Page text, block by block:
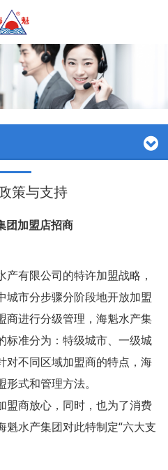
策与支持
团加盟店招商
有限公司的特许加盟战略，
城市分步骤分阶段地开放加盟
商进行分级管理，海魁水产集
标准分为：特级城市、一级城
对不同区域加盟商的特点，海
式和管理方法。
商放心，同时，也为了消费
水产集团对此特制定“六大支